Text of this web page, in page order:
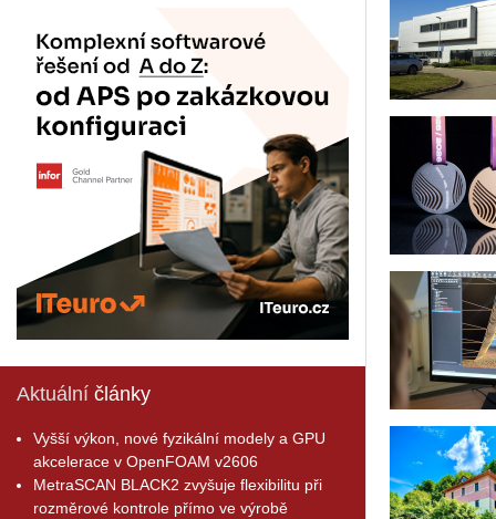
Aktuální články
Vyšší výkon, nové fyzikální modely a GPU
akcelerace v OpenFOAM v2606
MetraSCAN BLACK2 zvyšuje flexibilitu při
rozměrové kontrole přímo ve výrobě